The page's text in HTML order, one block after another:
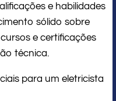
e habilidades
sólido sobre
e certificações
técnica.
para um eletricista